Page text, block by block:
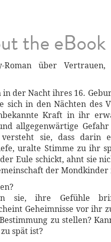
the eBook
Roman über
der Nacht ihres 16.
in den Nächten des
Kraft in ihr
allgegenwärtige
sie, dass darin
uralte Stimme zu ihr
Eule schickt, ahnt sie
der Mondkinder
sie, ihre Gefühle
Geheimnisse vor ihr
zu stellen?
spät ist?